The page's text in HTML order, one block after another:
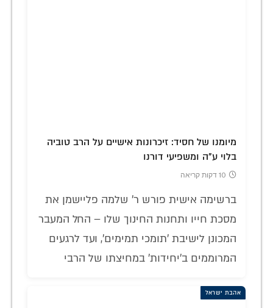
מיומנו של חסיד: זיכרונות אישיים על הרב טוביה
בלוי ע"ה ומשפיעי דורנו
10 דקות קריאה
ברשימה אישית פורש ר' שלמה פליישמן את
מסכת חייו ותחנות החינוך שלו – החל המעבר
המכונן לישיבת 'תומכי תמימים', ועד לרגעים
המרוממים ב'יחידות' במחיצתו של הרבי
אהבת ישראל